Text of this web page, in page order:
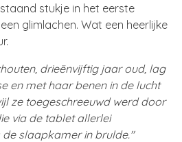
stukje in het eerste
glimlachen. Wat een heerlijke
drieënvijftig jaar oud, lag
en met haar benen in de lucht
ze toegeschreeuwd werd door
via de tablet allerlei
slaapkamer in brulde."